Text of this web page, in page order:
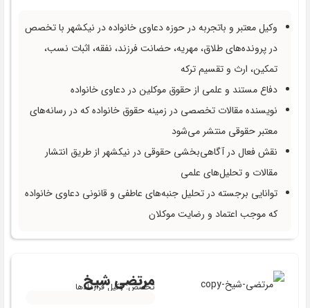
وکیل معتبر و باتجربه در حوزه دعاوی خانواده در نیکشهر با تخصص
در پرونده‌های طلاق، مهریه، حضانت فرزند، نفقه، اثبات نسب،
تمکین، ارث و تقسیم ترکه
دفاع مستند و علمی از حقوق موکلین در دعاوی خانواده
نویسنده مقالات تخصصی در زمینه حقوق خانواده که در رسانه‌های
معتبر حقوقی منتشر می‌شود
نقش فعال در آگاهی‌بخشی حقوقی در نیکشهر از طریق انتشار
مقالات و تحلیل‌های علمی
توانایی برجسته در تحلیل جنبه‌های عاطفی و قانونی دعاوی خانواده
که موجب اعتماد و رضایت موکلان
مرتضی شیخ
تخصص: وکیل قراردادها